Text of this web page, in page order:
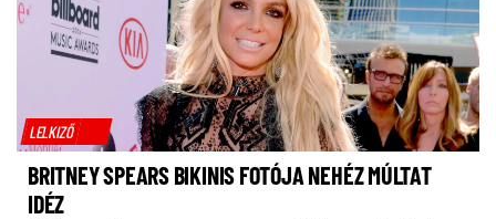
LELKIZŐ
BRITNEY SPEARS BIKINIS FOTÓJA NEHÉZ MÚLTAT
IDÉZ